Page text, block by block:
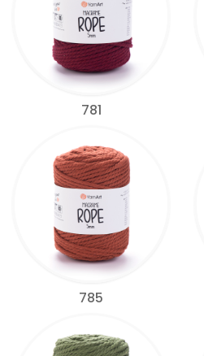
781
785